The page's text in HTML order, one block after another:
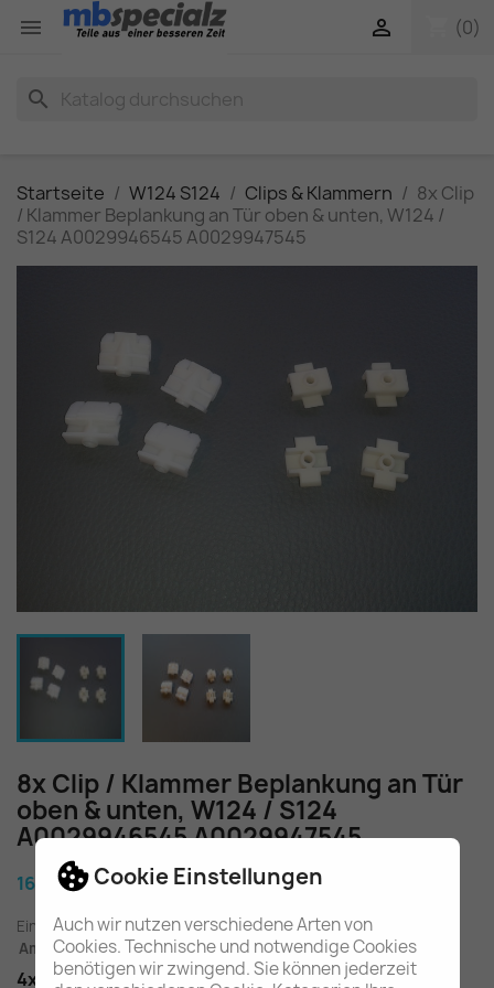
Cookie Einstellungen
Auch wir nutzen verschiedene Arten von
Cookies. Technische und notwendige Cookies
benötigen wir zwingend. Sie können jederzeit
 (0)

search
Startseite W124 S124 Clips & Klammern
8x Clip
/ Klammer Beplankung an Tür oben & unten, W124 /
S124 A0029946545 A0029947545
8x Clip / Klammer Beplankung an Tür
oben & unten, W124 / S124
A0029946545 A0029947545
16,80 €
Einschl. gesetzl. MwSt. zuzügl. Versandkosten
Am Lager - In 2-3 Tagen bei Ihnen (Inland)
4x Clipsmutter oben + 4x unten für die